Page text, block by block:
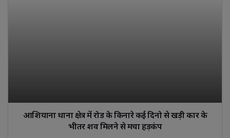
आशियाना थाना क्षेत्र में रोड के किनारे कई दिनो से खड़ी कार के
भीतर शव मिलने से मचा हड़कंप